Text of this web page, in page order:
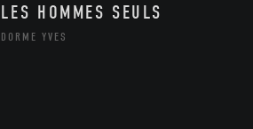
LES HOMMES SEULS
DORME YVES